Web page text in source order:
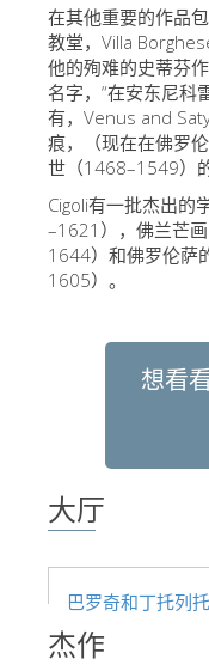
巴
美
圣
考
宝
伽
预
在其他重要的作品
教堂，Villa
他的殉难的史蒂芬
名字，“在安东尼
有，Venus and
痕，（现在在佛罗
世（1468–1549）
Cigoli有一批杰出的
–1621），佛兰芒
1644）和佛罗伦萨
1605）。
想看
大厅
巴罗奇和丁托列
杰作